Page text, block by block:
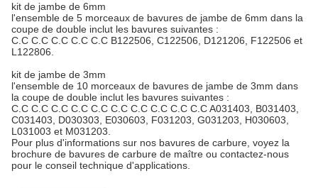
kit de jambe de 6mm
l'ensemble de 5 morceaux de bavures de jambe de 6mm dans la
coupe de double inclut les bavures suivantes :
C.C C.C C.C C.C C.C B122506, C122506, D121206, F122506 et
L122806.
kit de jambe de 3mm
l'ensemble de 10 morceaux de bavures de jambe de 3mm dans
la coupe de double inclut les bavures suivantes :
C.C C.C C.C C.C C.C C.C C.C C.C C.C C.C A031403, B031403,
C031403, D030303, E030603, F031203, G031203, H030603,
L031003 et M031203.
Pour plus d'informations sur nos bavures de carbure, voyez la
brochure de bavures de carbure de maître ou contactez-nous
pour le conseil technique d'applications.